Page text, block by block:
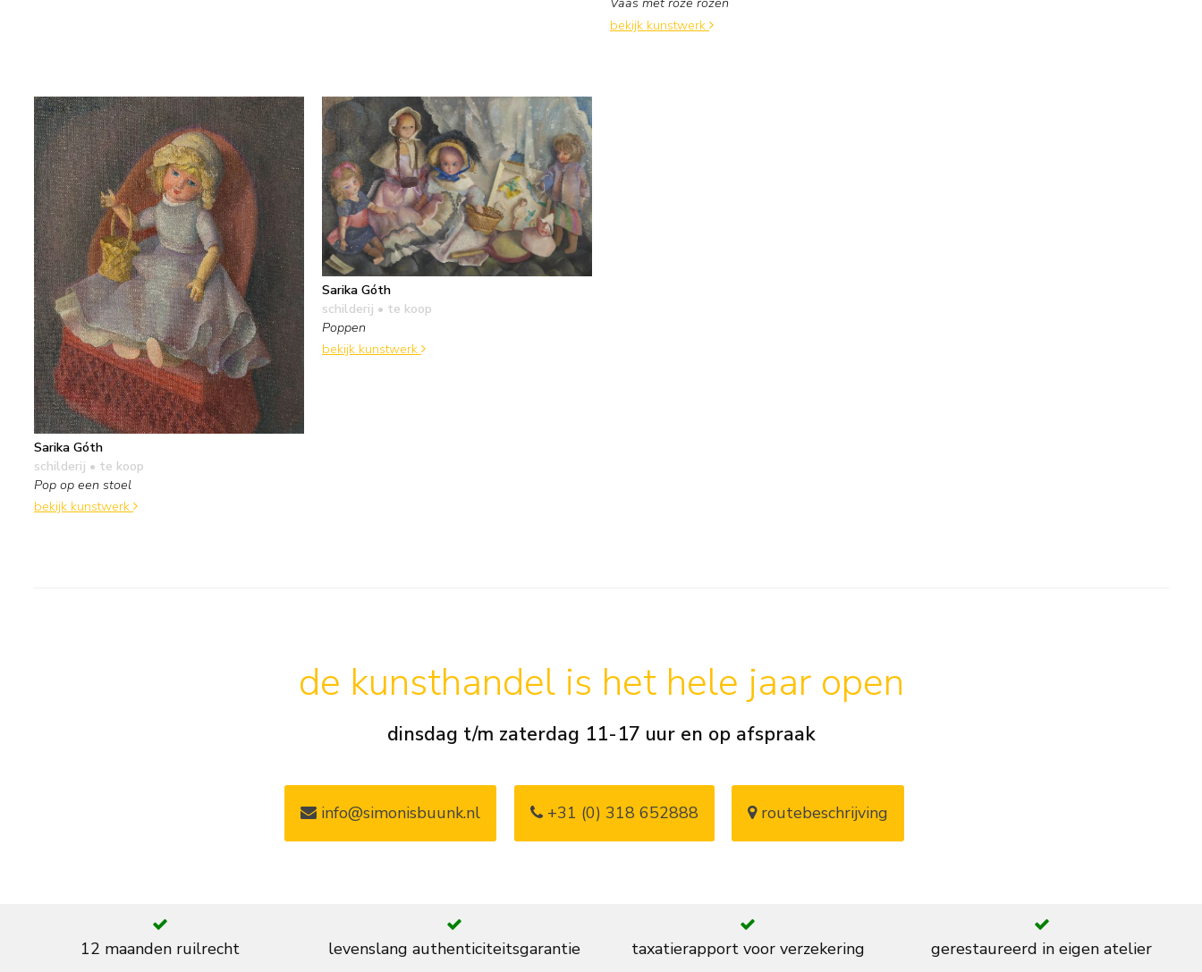
bekijk kunstwerk
Sarika Góth
schilderij • te koop
Pop op een stoel
bekijk kunstwerk
Sarika Góth
schilderij • te koop
Poppen
bekijk kunstwerk
de kunsthandel is het hele jaar open
dinsdag t/m zaterdag 11-17 uur en op afspraak
info@simonisbuunk.nl +31 (0) 318 652888 routebeschrijving
12 maanden ruilrecht levenslang authenticiteitsgarantie taxatierapport voor verzekering gerestaureerd in eigen atelier